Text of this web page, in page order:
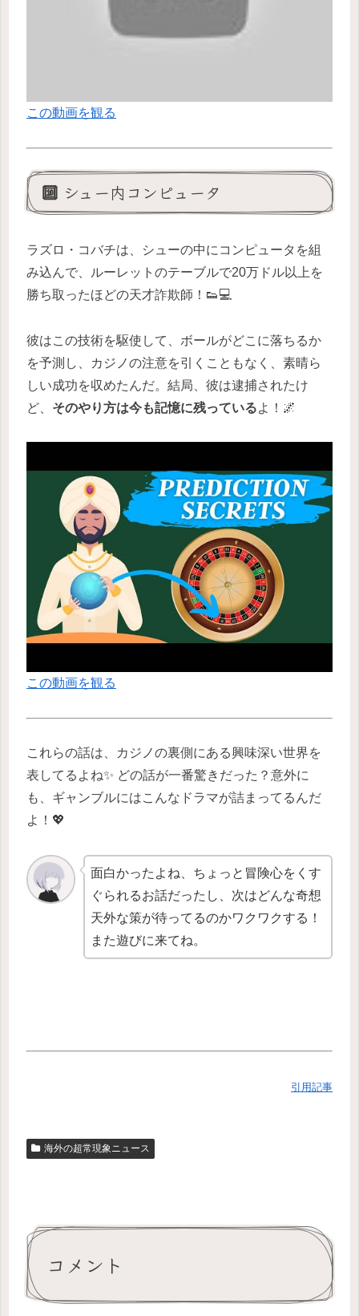
この動画を観る
🔟 シュー内コンピュータ
ラズロ・コバチは、シューの中にコンピュータを組
み込んで、ルーレットのテーブルで20万ドル以上を
勝ち取ったほどの天才詐欺師！👟💻
彼はこの技術を駆使して、ボールがどこに落ちるか
を予測し、カジノの注意を引くこともなく、素晴ら
しい成功を収めたんだ。結局、彼は逮捕されたけ
ど、 そのやり方は今も記憶に残っているよ！🌌
この動画を観る
これらの話は、カジノの裏側にある興味深い世界を
表してるよね✨ どの話が一番驚きだった？意外に
も、ギャンブルにはこんなドラマが詰まってるんだ
よ！💖
面白かったよね、ちょっと冒険心をくす
ぐられるお話だったし、次はどんな奇想
天外な策が待ってるのかワクワクする！
また遊びに来てね。
引用記事
海外の超常現象ニュース
コメント